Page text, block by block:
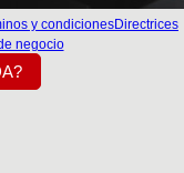
y condicionesDirectrices
negocio